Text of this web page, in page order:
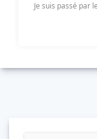
Je suis passé par